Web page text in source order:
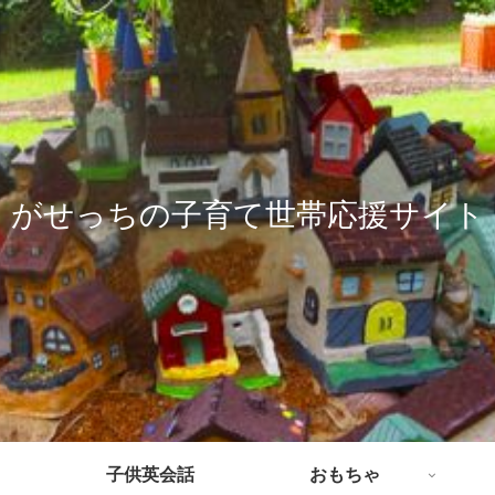
がせっちの子育て世帯応援サイト
子供英会話 おもちゃ